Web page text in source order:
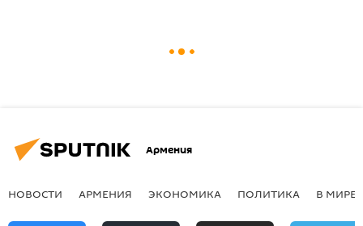
Армения
НОВОСТИ АРМЕНИЯ ЭКОНОМИКА ПОЛИТИКА В МИРЕ